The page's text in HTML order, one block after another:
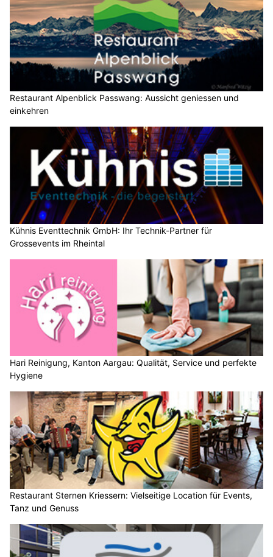
Restaurant Alpenblick Passwang: Aussicht geniessen und
einkehren
Kühnis Eventtechnik GmbH: Ihr Technik-Partner für
Grossevents im Rheintal
Hari Reinigung, Kanton Aargau: Qualität, Service und perfekte
Hygiene
Restaurant Sternen Kriessern: Vielseitige Location für Events,
Tanz und Genuss